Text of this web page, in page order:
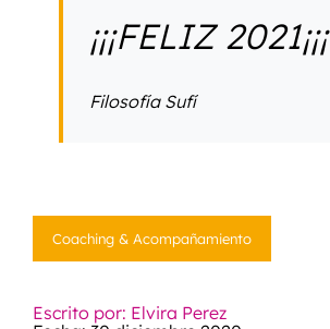
¡¡¡FELIZ 2021¡¡¡
Filosofía Sufí
Coaching & Acompañamiento
Escrito por: Elvira Perez